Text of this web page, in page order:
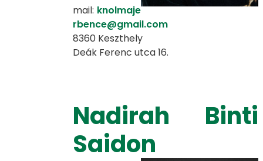
mail: knolmaje
rbence@gmail.com
8360 Keszthely
Deák Ferenc utca 16.
Nadirah Binti
Saidon